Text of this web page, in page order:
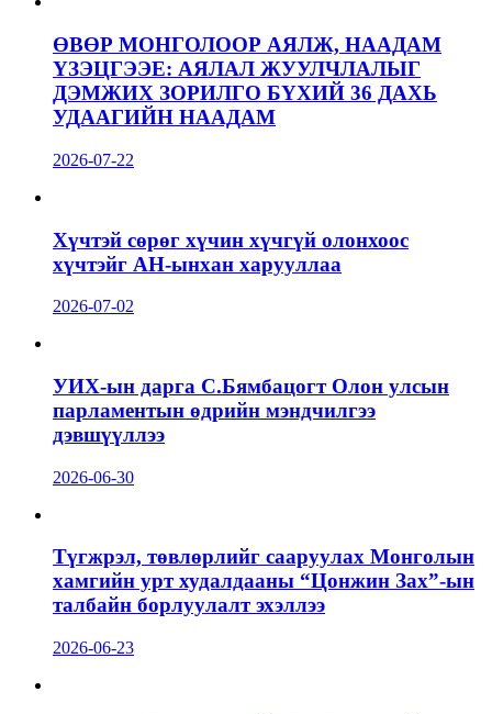
ӨВӨР МОНГОЛООР АЯЛЖ, НААДАМ
ҮЗЭЦГЭЭЕ: АЯЛАЛ ЖУУЛЧЛАЛЫГ
ДЭМЖИХ ЗОРИЛГО БҮХИЙ 36 ДАХЬ
УДААГИЙН НААДАМ
2026-07-22
Хүчтэй сөрөг хүчин хүчгүй олонхоос
хүчтэйг АН-ынхан харууллаа
2026-07-02
УИХ-ын дарга С.Бямбацогт Олон улсын
парламентын өдрийн мэндчилгээ
дэвшүүллээ
2026-06-30
Түгжрэл, төвлөрлийг сааруулах Монголын
хамгийн урт худалдааны “Цонжин Зах”-ын
талбайн борлуулалт эхэллээ
2026-06-23